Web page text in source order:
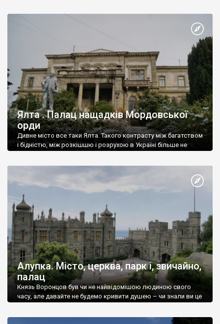
Ялта . Палац нащадків Мордовської
орди
Дивне місто все таки Ялта. Такого контрасту між багатством
і бідністю, між розкішшю і розрухою в Україні більше не
Алупка. Місто, церква, парк і, звичайно,
палац
Князь Воронцов був чи не найвідомішою людиною свого
часу, але давайте не будемо кривити душею – чи знали ви це